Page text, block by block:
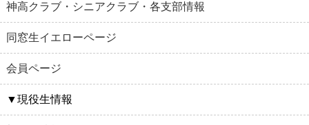
神高クラブ・シニアクラブ・各支部情報
同窓生イエローページ
会員ページ
▼現役生情報